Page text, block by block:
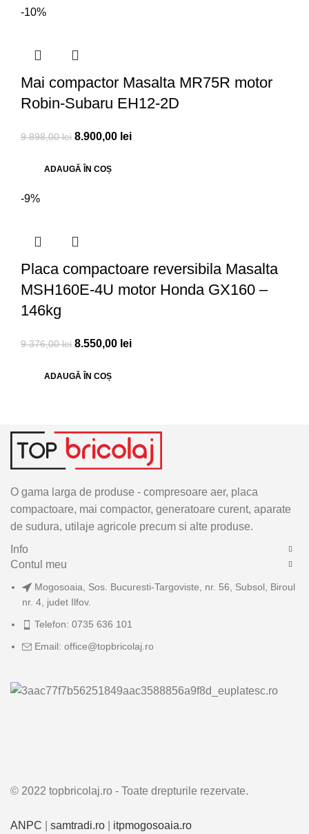
-10%
Mai compactor Masalta MR75R motor
Robin-Subaru EH12-2D
9.898,00lei 8.900,00 lei
ADAUGĂ ÎN COȘ
-9%
Placa compactoare reversibila Masalta
MSH160E-4U motor Honda GX160 –
146kg
9.376,00lei 8.550,00 lei
ADAUGĂ ÎN COȘ
O gama larga de produse - compresoare aer, placa
compactoare, mai compactor, generatoare curent, aparate
de sudura, utilaje agricole precum si alte produse.
Info
Contul meu
Mogosoaia, Sos. Bucuresti-Targoviste, nr. 56, Subsol, Biroul
nr. 4, judet Ilfov.
Telefon: 0735 636 101
Email: office@topbricolaj.ro
© 2022 topbricolaj.ro - Toate drepturile rezervate.
ANPC samtradi.ro itpmogosoaia.ro